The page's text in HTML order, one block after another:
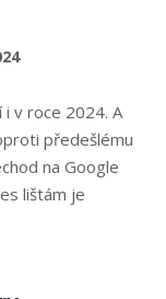
i v roce 2024. A
předešlému
na Google
lištám je